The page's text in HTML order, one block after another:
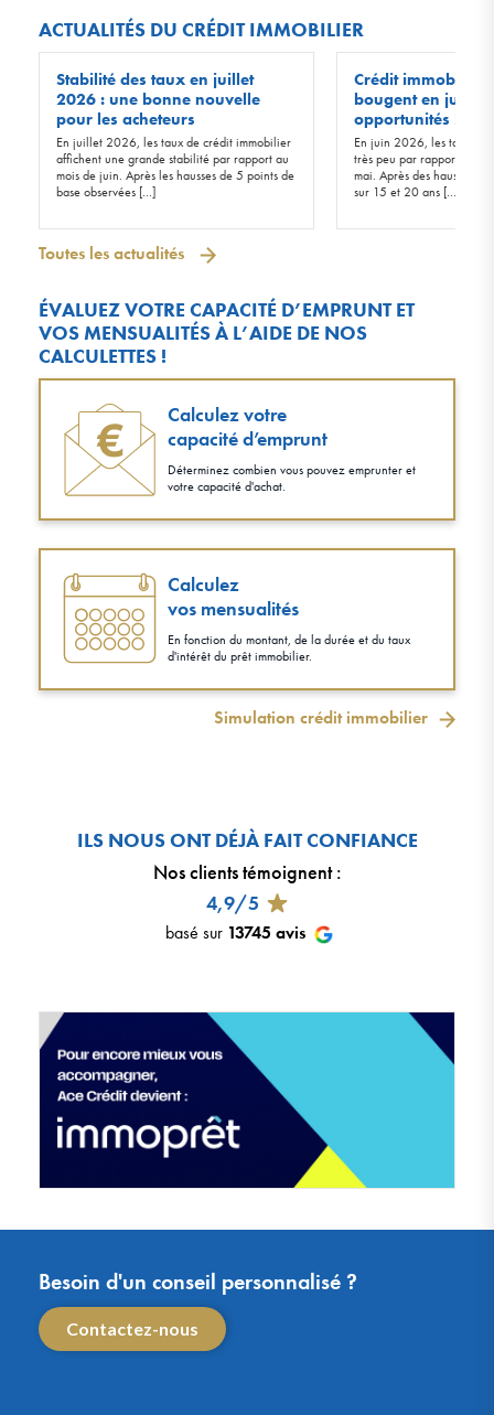
ACTUALITÉS DU CRÉDIT IMMOBILIER
Stabilité des taux en juillet
2026 : une bonne nouvelle
pour les acheteurs
En juillet 2026, les taux de crédit immobilier
affichent une grande stabilité par rapport au
mois de juin. Après les hausses de 5 points de
base observées […]
Crédit immobilier
bougent en juin
opportunités !
En juin 2026, les taux
très peu par rapport à
mai. Après des hausses
sur 15 et 20 ans […]
Toutes les actualités
ÉVALUEZ VOTRE CAPACITÉ D’EMPRUNT ET
VOS MENSUALITÉS À L’AIDE DE NOS
CALCULETTES !
Calculez votre
capacité d’emprunt
Déterminez combien vous pouvez emprunter et
votre capacité d'achat.
Calculez
vos mensualités
En fonction du montant, de la durée et du taux
d'intérêt du prêt immobilier.
Simulation crédit immobilier
ILS NOUS ONT DÉJÀ FAIT CONFIANCE
Nos clients témoignent:
4,9/5
basé sur 13745 avis
Besoin d'un conseil personnalisé ?
Contactez-nous